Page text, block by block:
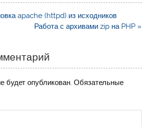
apache (httpd) из исходников
Работа с архивами zip на PHP »
будет опубликован. Обязательные